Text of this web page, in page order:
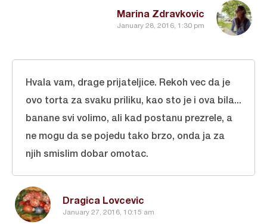
Marina Zdravkovic
January 28, 2016, 1:30 pm
Dragica Lovcevic
January 27, 2016, 10:15 am
Hvala vam, drage prijateljice. Rekoh vec da je
ovo torta za svaku priliku, kao sto je i ova bila...
banane svi volimo, ali kad postanu prezrele, a
ne mogu da se pojedu tako brzo, onda ja za
njih smislim dobar omotac.